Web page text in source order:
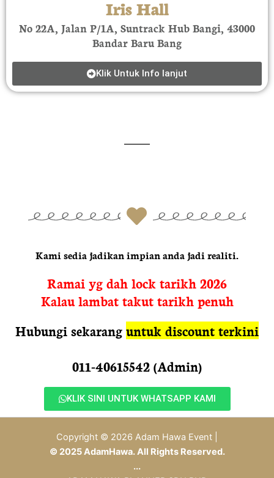
Iris Hall
No 22A, Jalan P/1A, Suntrack Hub Bangi, 43000
Bandar Baru Bang
Klik Untuk Info lanjut
Kami sedia jadikan impian anda jadi realiti.
Ramai yg dah lock tarikh 2026
Kalau lambat takut tarikh penuh
Hubungi sekarang untuk discount terkini
011-40615542 (Admin)
KLIK SINI UNTUK WHATSAPP KAMI
Copyright © 2026 Adam Hawa Event |
© 2025 AdamHawa. All Rights Reserved.
...